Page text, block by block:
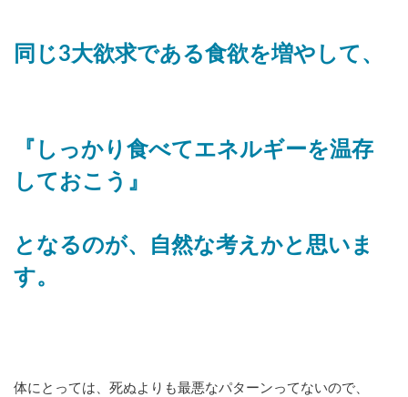
同じ3大欲求である食欲を増やして、
『しっかり食べてエネルギーを温存
しておこう』
となるのが、自然な考えかと思いま
す。
体にとっては、死ぬよりも最悪なパターンってないので、